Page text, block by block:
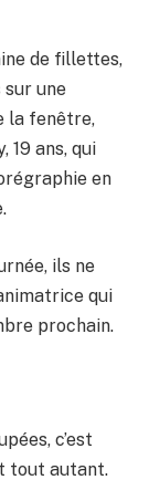
de fillettes,
sur une
la fenêtre,
19 ans, qui
en
ils ne
qui
prochain.
c’est
tout autant.